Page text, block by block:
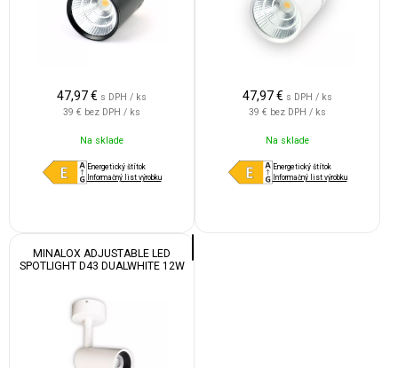
47,97€ s DPH / ks
39 € bez DPH / ks
Na sklade
Energetický štítok
Informačný list výrobku
47,97€ s DPH / ks
39 € bez DPH / ks
Na sklade
Energetický štítok
Informačný list výrobku
MINALOX ADJUSTABLE LED
SPOTLIGHT D43 DUALWHITE 12W